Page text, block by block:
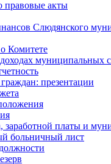
правовые акты
Слюдянского
Комитете
муниципальных
презентации
заработной платы и
больничный лист